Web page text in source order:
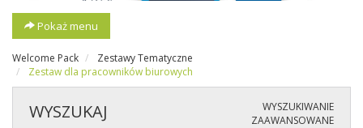
Pokaż menu
Welcome Pack
Zestawy Tematyczne
Zestaw dla pracowników biurowych
WYSZUKAJ
WYSZUKIWANIE
ZAAWANSOWANE